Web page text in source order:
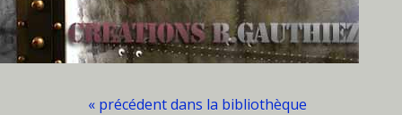
« précédent dans la bibliothèque